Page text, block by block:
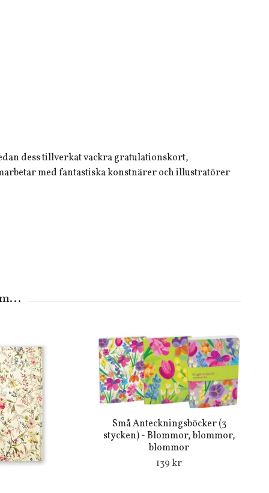
dess tillverkat vackra gratulationskort,
med fantastiska konstnärer och illustratörer
Små Anteckningsböcker (3
stycken) - Blommor, blommor,
blommor
139 kr